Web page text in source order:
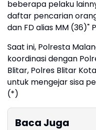
beberapa pelaku
daftar pencarian
dan FD alias MM (36)"
Saat ini, Polresta
koordinasi dengan
Blitar, Polres Blitar
untuk mengejar sisa
(*)
Baca Juga